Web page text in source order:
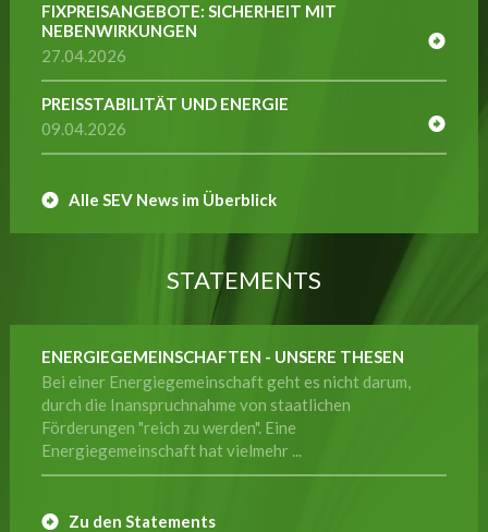
FIXPREISANGEBOTE: SICHERHEIT MIT
NEBENWIRKUNGEN
27.04.2026
PREISSTABILITÄT UND ENERGIE
09.04.2026
Alle SEV News im Überblick
STATEMENTS
ENERGIEGEMEINSCHAFTEN - UNSERE THESEN
Bei einer Energiegemeinschaft geht es nicht darum,
durch die Inanspruchnahme von staatlichen
Förderungen "reich zu werden". Eine
Energiegemeinschaft hat vielmehr ...
Zu den Statements